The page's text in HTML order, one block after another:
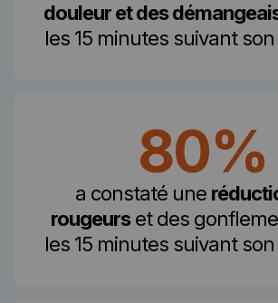
douleur et des
les 15 minutes suivant
80%
a constaté une
rougeurset des
les 15 minutes suivant